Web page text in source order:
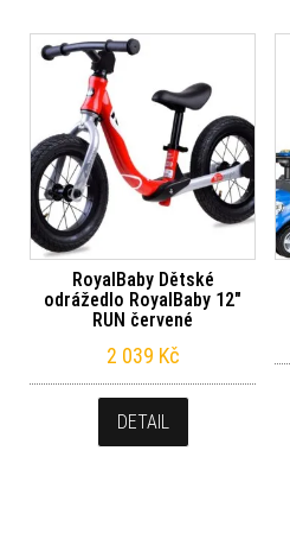
RoyalBaby Dětské
odrážedlo RoyalBaby 12″
RUN červené
2 039 Kč
DETAIL